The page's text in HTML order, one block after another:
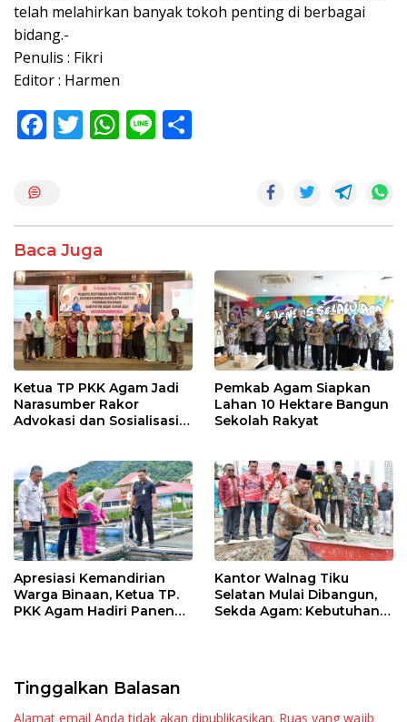
telah melahirkan banyak tokoh penting di berbagai
bidang.-
Penulis : Fikri
Editor : Harmen
F
o
o
k
T W
p
p
Li
Baca Juga
Ketua TP PKK Agam Jadi
Narasumber Rakor
Advokasi dan Sosialisasi
Pemkab Agam Siapkan
Lahan 10 Hektare Bangun
Sekolah Rakyat
Apresiasi Kemandirian
Warga Binaan, Ketua TP.
PKK Agam Hadiri Panen
Kantor Walnag Tiku
Selatan Mulai Dibangun,
Sekda Agam: Kebutuhan
Tinggalkan Balasan
Alamat email Anda tidak akan dipublikasikan. Ruas yang wajib